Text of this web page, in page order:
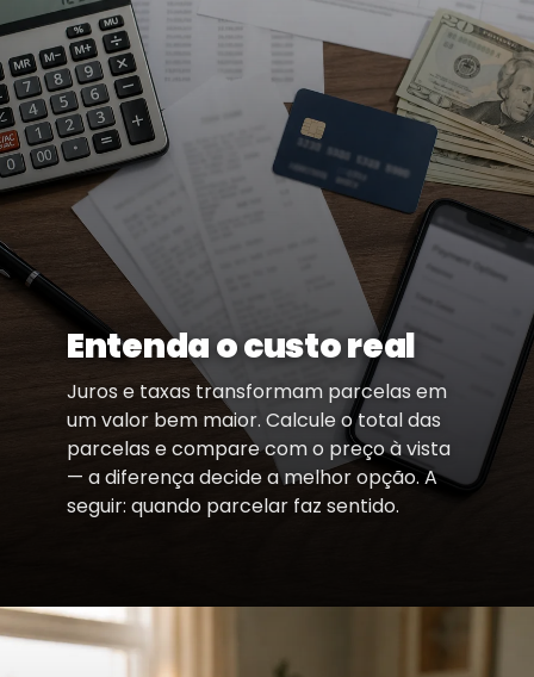
Entenda o custo real
Juros e taxas transformam parcelas em
um valor bem maior. Calcule o total das
parcelas e compare com o preço à vista
— a diferença decide a melhor opção. A
seguir: quando parcelar faz sentido.